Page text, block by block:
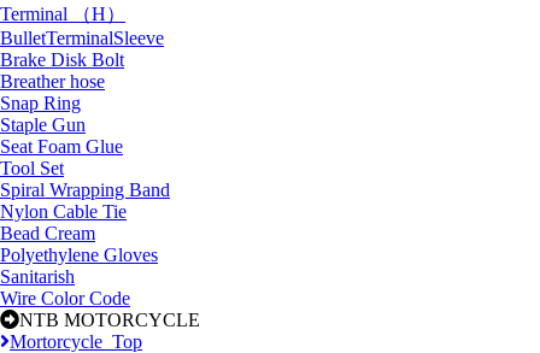
Terminal （H）
BulletTerminalSleeve
Brake Disk Bolt
Breather hose
Snap Ring
Staple Gun
Seat Foam Glue
Tool Set
Spiral Wrapping Band
Nylon Cable Tie
Bead Cream
Polyethylene Gloves
Sanitarish
Wire Color Code
NTB MOTORCYCLE
Mortorcycle_Top